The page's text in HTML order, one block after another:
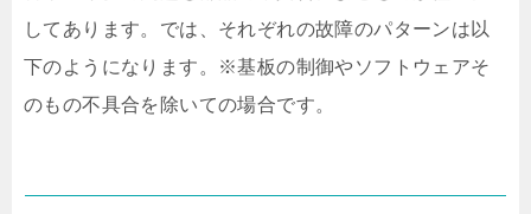
してあります。では、それぞれの故障のパターンは以
下のようになります。※基板の制御やソフトウェアそ
のもの不具合を除いての場合です。